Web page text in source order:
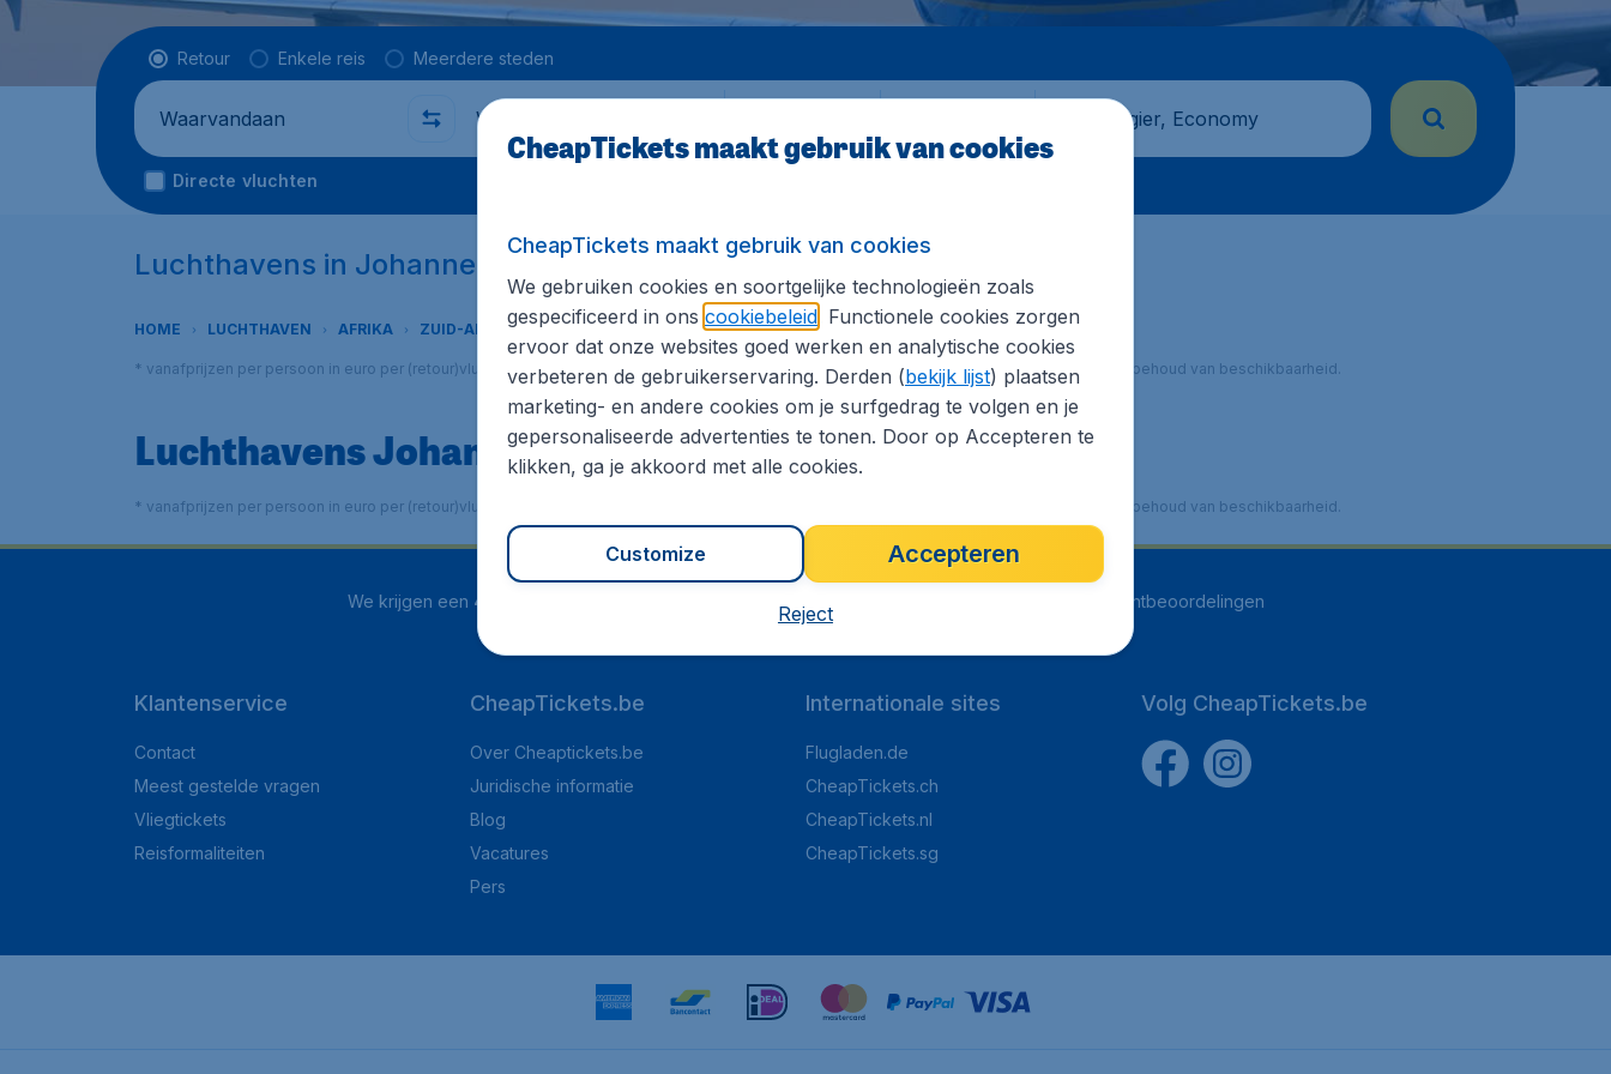
Vluchttype
Retour Enkele reis Meerdere steden
Waarvandaan Waarheen 1 passagier, Economy
Directe vluchten
Luchthavens in Johannesburg
HOME LUCHTHAVEN AFRIKA ZUID-AFRIKA JOHANNESBURG
* vanafprijzen per persoon in euro per (retour)vlucht incl. vooraf betaalbare luchthaventaksen, excl. € 29,90 dossierkosten. Prijzen onder voorbehoud van beschikbaarheid.
Luchthavens Johannesburg
* vanafprijzen per persoon in euro per (retour)vlucht incl. vooraf betaalbare luchthaventaksen, excl. € 29,90 dossierkosten. Prijzen onder voorbehoud van beschikbaarheid.
We krijgen een 4.1 uit 5 klantbeoordelingen
Klantenservice
Contact
Meest gestelde vragen
Vliegtickets
Reisformaliteiten
CheapTickets.be
Over Cheaptickets.be
Juridische informatie
Blog
Vacatures
Pers
Internationale sites
Flugladen.de
CheapTickets.ch
CheapTickets.nl
CheapTickets.sg
Volg CheapTickets.be
CheapTickets maakt gebruik van cookies
CheapTickets maakt gebruik van cookies
We gebruiken cookies en soortgelijke technologieën zoals
gespecificeerd in ons cookiebeleid. Functionele cookies zorgen
ervoor dat onze websites goed werken en analytische cookies
verbeteren de gebruikerservaring. Derden (bekijk lijst) plaatsen
marketing- en andere cookies om je surfgedrag te volgen en je
gepersonaliseerde advertenties te tonen. Door op Accepteren te
klikken, ga je akkoord met alle cookies.
Accepteren
Customize
Reject